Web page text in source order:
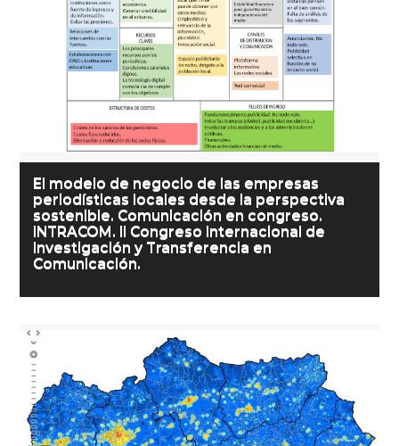
El modelo de negocio de las empresas
periodísticas locales desde la perspectiva
sostenible. Comunicación en congreso.
INTRACOM. II Congreso Internacional de
Investigación y Transferencia en
Comunicación.